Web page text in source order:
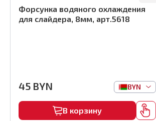
Форсунка водяного охлаждения
для слайдера, 8мм, арт.5618
45 BYN BYN
В корзину